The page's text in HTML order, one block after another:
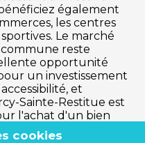
également
les centres
Le marché
reste
opportunité
un investissement
et
Sainte-Restitue est
l'achat d'un bien
cookies